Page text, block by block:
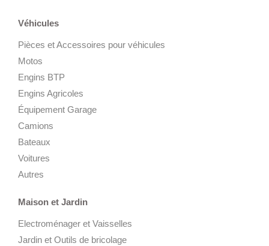
Véhicules
Pièces et Accessoires pour véhicules
Motos
Engins BTP
Engins Agricoles
Équipement Garage
Camions
Bateaux
Voitures
Autres
Maison et Jardin
Electroménager et Vaisselles
Jardin et Outils de bricolage